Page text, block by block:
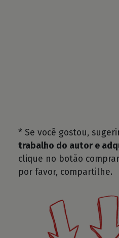
* Se você gostou,
trabalho do autor e
clique no botão
por favor, compartilhe.